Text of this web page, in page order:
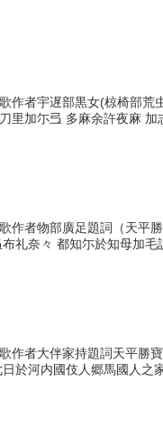
作者宇遅部黒女(椋椅部荒
里加尓弖 多麻余許夜麻 加
作者物部廣足題詞（天平
礼奈々 都知尓於知母加毛
作者大伴家持題詞天平勝
於河内國伎人郷馬國人之